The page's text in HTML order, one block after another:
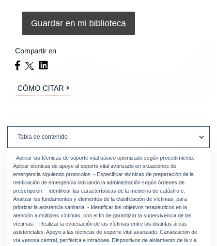
Guardar en mi biblioteca
Compartir en
CÓMO CITAR
Tabla de contenido
- Aplicar las técnicas de soporte vital básico optimizado según procedimiento. -
Aplicar técnicas de apoyo al soporte vital avanzado en situaciones de
emergencia siguiendo protocolos. - Especificar técnicas de preparación de la
medicación de emergencia indicando la administración según órdenes de
prescripción. - Identificar las características de la medicina de catástrofe. -
Analizar los fundamentos y elementos de la clasificación de víctimas, para
priorizar la asistencia sanitaria. - Identificar los objetivos terapéuticos en la
atención a múltiples víctimas, con el fin de garantizar la supervivencia de las
víctimas. - Realizar la evacuación de las víctimas entre las distintas áreas
asistenciales. Apoyo a las técnicas de soporte vital avanzado. Canalización de
vía venosa central, periférica e intraósea. Dispositivos de aislamiento de la vía